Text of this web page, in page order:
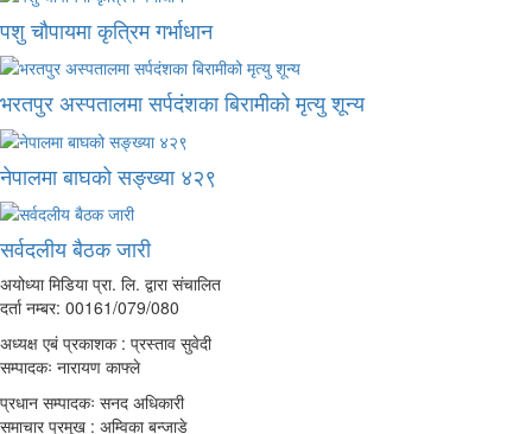
पशु चौपायमा कृत्रिम गर्भाधान
भरतपुर अस्पतालमा सर्पदंशका बिरामीको मृत्यु शून्य
नेपालमा बाघको सङ्ख्या ४२९
सर्वदलीय बैठक जारी
अयोध्या मिडिया प्रा. लि. द्वारा संचालित
दर्ता नम्बर: 00161/079/080
अध्यक्ष एबं प्रकाशक : प्रस्ताव सुवेदी
सम्पादकः नारायण काफ्ले
प्रधान सम्पादकः सनद अधिकारी
समाचार प्रमुख : अम्विका बन्जाडे